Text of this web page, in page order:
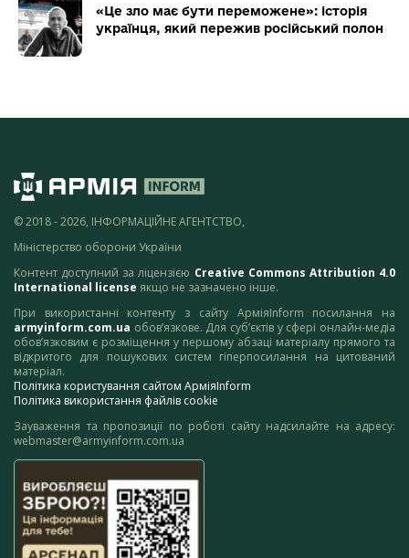
«Це зло має бути переможене»: історія
українця, який пережив російський полон
© 2018 - 2026, ІНФОРМАЦІЙНЕ АГЕНТСТВО,
Міністерство оборони України
Контент доступний за ліцензією Creative Commons Attribution 4.0
International license якщо не зазначено інше.
При використанні контенту з сайту АрміяInform посилання на
armyinform.com.ua обов’язкове. Для суб’єктів у сфері онлайн-медіа
обов’язковим є розміщення у першому абзаці матеріалу прямого та
відкритого для пошукових систем гіперпосилання на цитований
матеріал.
Політика користування сайтом АрміяInform
Політика використання файлів cookie
Зауваження та пропозиції по роботі сайту надсилайте на адресу:
webmaster@armyinform.com.ua